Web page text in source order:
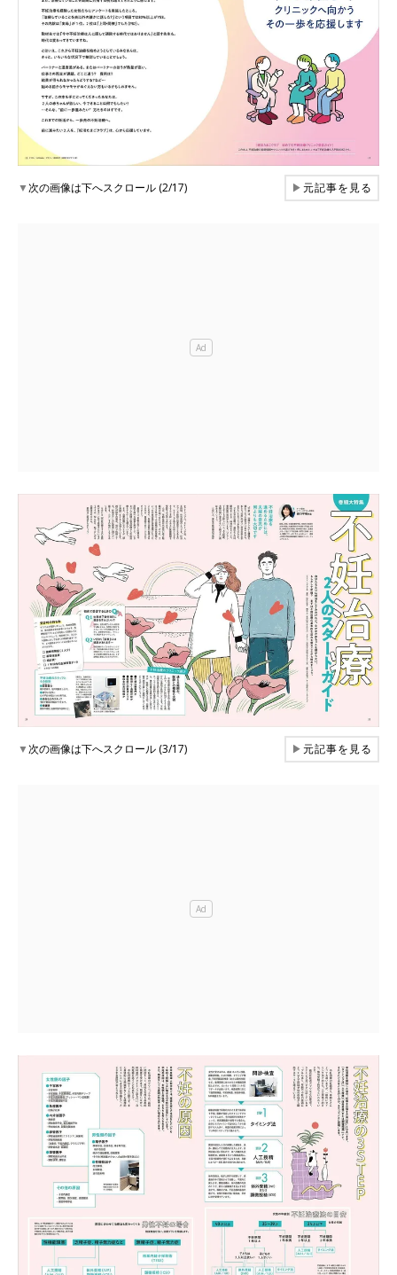
▼次の画像は下へスクロール (2/17) ▶元記事を見る
▼次の画像は下へスクロール (3/17) ▶元記事を見る